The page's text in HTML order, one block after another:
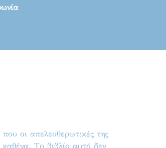
οι απελευθερωτικές της
Το βιβλίο αυτό δεν